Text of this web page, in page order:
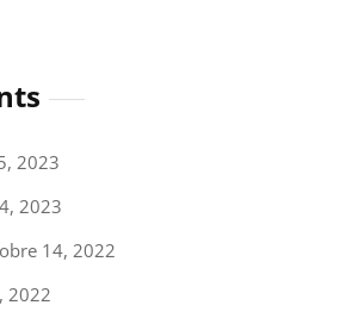
2023
2023
14, 2022
2022